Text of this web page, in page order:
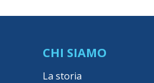
CHI SIAMO
La storia